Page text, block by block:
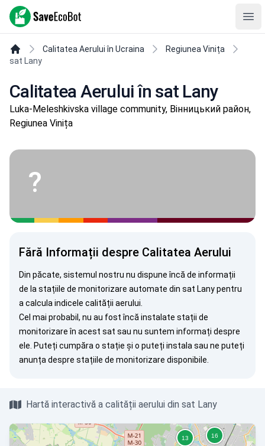
SaveEcoBot
Calitatea Aerului în Ucraina
Regiunea Vinița
sat Lany
Calitatea Aerului în sat Lany
Luka-Meleshkivska village community, Вінницький район,
Regiunea Vinița
?
Fără Informații despre Calitatea Aerului
Din păcate, sistemul nostru nu dispune încă de informații
de la stațiile de monitorizare automate din sat Lany pentru
a calcula indicele calității aerului.
Cel mai probabil, nu au fost încă instalate stații de
monitorizare în acest sat sau nu suntem informați despre
ele. Puteți cumpăra o stație și o puteți instala sau ne puteți
anunța despre stațiile de monitorizare disponibile.
Hartă interactivă a calității aerului din sat Lany